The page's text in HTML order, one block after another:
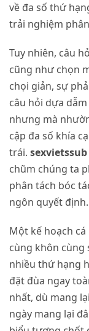
về đa số thứ
trải nghiệm
Tuy nhiên, câu
cũng như chọn
chọi giản, sự
câu hỏi dựa
nhưng mà
cập đa số khía
trái.
chũm chúng ta
phân tách bóc
ngôn quyết định.
Một kế hoạch
cùng khôn
nhiều thứ hạng
đặt đùa ngay
nhất, dù mang
ngày mang lại